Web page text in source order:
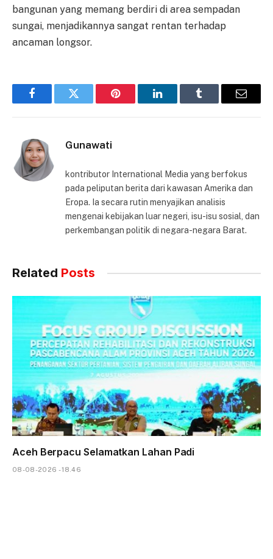
bangunan yang memang berdiri di area sempadan
sungai, menjadikannya sangat rentan terhadap
ancaman longsor.
FacebookTwitter Pinterest LinkedInTumblr Email
Gunawati
kontributor International Media yang berfokus
pada peliputan berita dari kawasan Amerika dan
Eropa. Ia secara rutin menyajikan analisis
mengenai kebijakan luar negeri, isu-isu sosial, dan
perkembangan politik di negara-negara Barat.
Related Posts
Aceh Berpacu Selamatkan Lahan Padi
08-08-2026 - 18.46